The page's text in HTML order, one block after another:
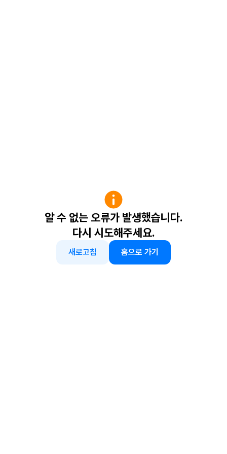
알 수 없는 오류가 발생했습니다.
다시 시도해주세요.
새로고침 홈으로 가기